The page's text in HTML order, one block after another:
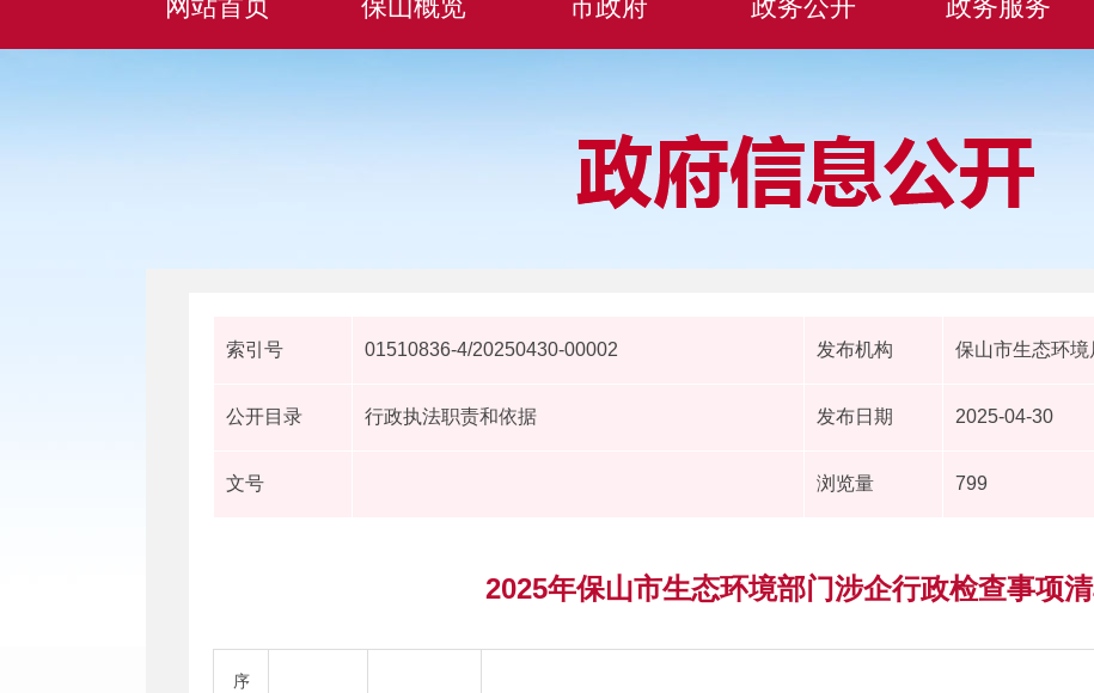
网站首页 保山概览 市政府 政务公开 政务服务
索引号 01510836-4/20250430-00002 发布机构 保山市生态环境
公开目录 行政执法职责和依据 发布日期 2025-04-30
文号 浏览量 799
2025年保山市生态环境部门涉企行政检查事项
序